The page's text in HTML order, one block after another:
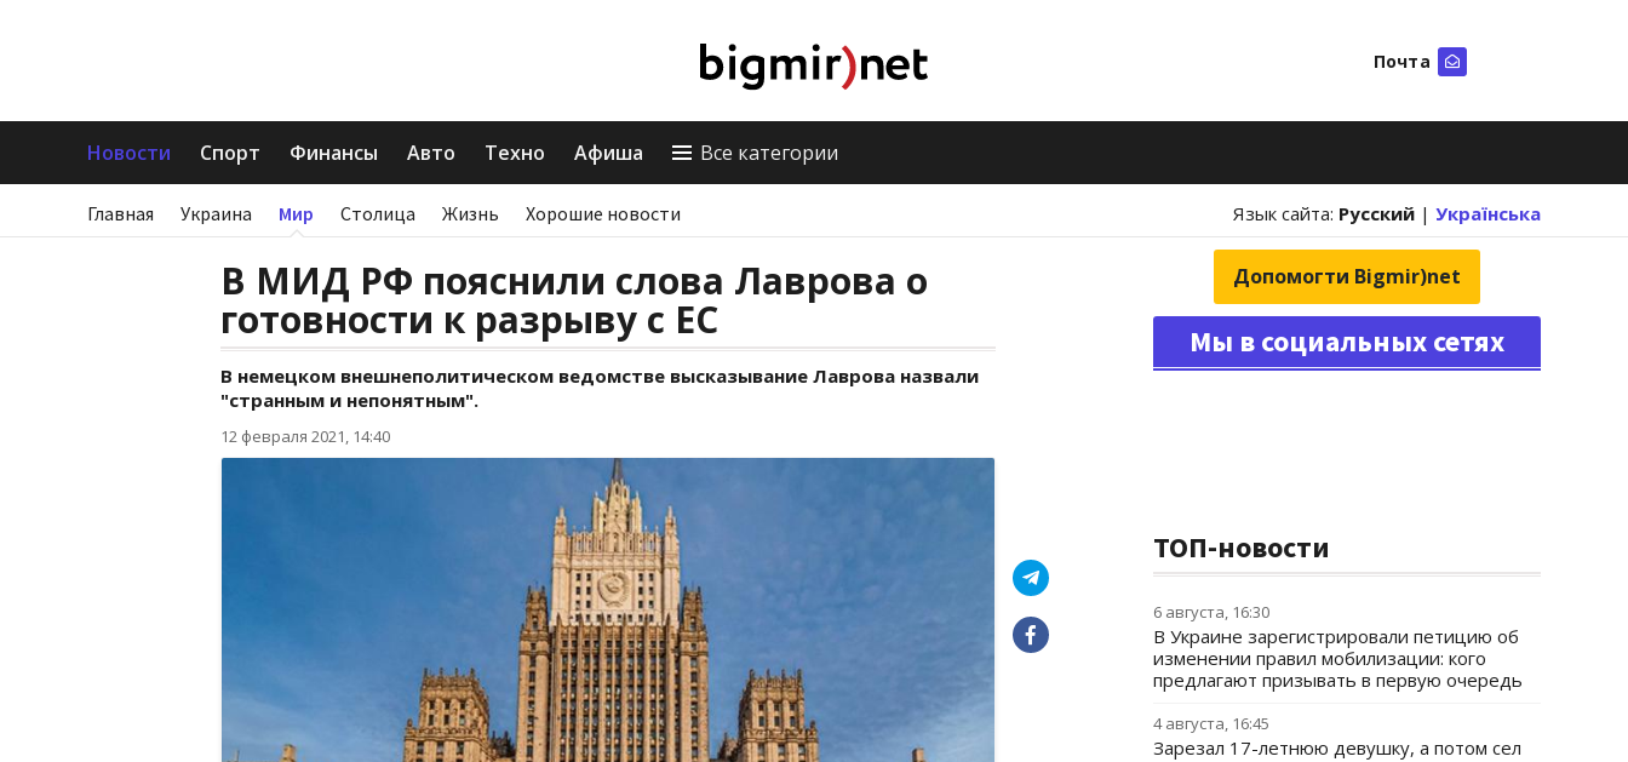
Почта
Новости Спорт Финансы Авто Техно Афиша Все категории
Главная Украина Мир Столица Жизнь Хорошие новости Язык сайта: Русский | Українська
В МИД РФ пояснили слова Лаврова о
готовности к разрыву с ЕС
В немецком внешнеполитическом ведомстве высказывание Лаврова назвали
"странным и непонятным".
12 февраля 2021, 14:40
Допомогти Bigmir)net
Мы в социальных сетях
ТОП-новости
6 августа, 16:30
В Украине зарегистрировали петицию об
изменении правил мобилизации: кого
предлагают призывать в первую очередь
4 августа, 16:45
Зарезал 17-летнюю девушку, а потом сел